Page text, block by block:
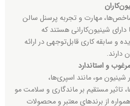
مهارت و تجربه پرسنل سالن
شینیون‌کارانی هستند که
و سابقه کاری قابل‌توجهی در ارائه
دارند.
و استاندارد
مو، مانند اسپری‌ها،
تاثیر مستقیم بر ماندگاری و سلامت مو
از برندهای معتبر و محصولات